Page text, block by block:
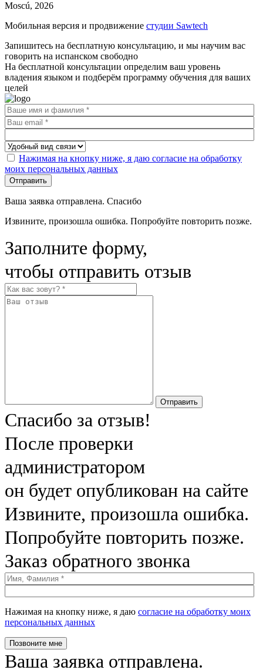
Moscú, 2026
Мобильная версия и продвижение студии Sawtech
Запишитесь на бесплатную консультацию, и мы научим вас
говорить на испанском свободно
На бесплатной консультации определим ваш уровень
владения языком и подберём программу обучения для ваших
целей
Нажимая на кнопку ниже, я даю согласие на обработку
моих персональных данных
Отправить
Ваша заявка отправлена. Спасибо
Извините, произошла ошибка. Попробуйте повторить позже.
Заполните форму,
чтобы отправить отзыв
Отправить
Спасибо за отзыв!
После проверки
администратором
он будет опубликован на сайте
Извините, произошла ошибка.
Попробуйте повторить позже.
Заказ обратного звонка
Нажимая на кнопку ниже, я даю согласие на обработку моих
персональных данных
Позвоните мне
Ваша заявка отправлена.